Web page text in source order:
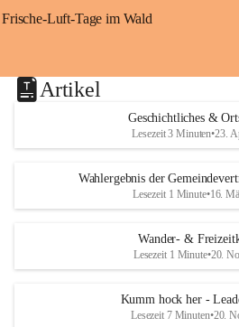
Frische-Luft-Tage im Wald
Artikel
Geschichtliches &
Lesezeit 3 Minuten•23.
Wahlergebnis der
Lesezeit 1 Minute•16.
Wander- &
Lesezeit 1 Minute•20.
Kumm hock her -
Lesezeit 7 Minuten•20.